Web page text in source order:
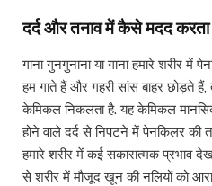
दर्द और तनाव में कैसे मदद करता
गाना गुनगुनाना या गाना हमारे शरीर में
हम गाते हैं और गहरी सांस बाहर छोड़ते हैं,
केमिकल निकलता है. यह केमिकल
होने वाले दर्द से निपटने में पेनकिलर की
हमारे शरीर में कई सकारात्मक प्रभाव
से शरीर में मौजूद खून की नलियों को